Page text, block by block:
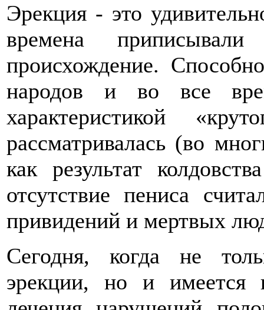
Эрекция - это
времена
происхождение.
народов и во все
характеристикой
рассматривалась (во
как результат
отсутствие пениса
привидений и мертвых
Сегодня, когда не
эрекции, но и имеется